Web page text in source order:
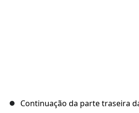
Continuação da parte traseira